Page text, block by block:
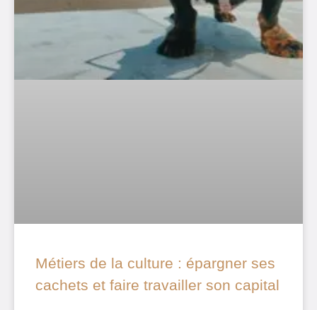
Métiers de la culture : épargner ses
cachets et faire travailler son capital